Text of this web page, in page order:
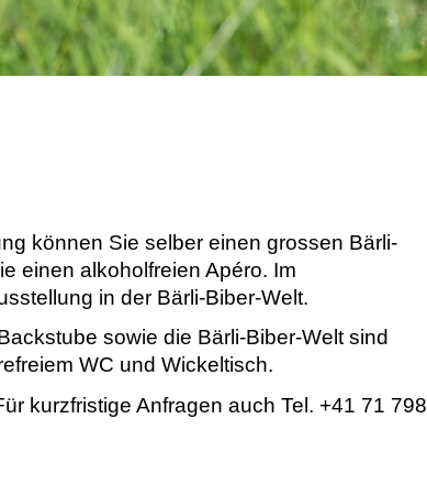
können Sie selber einen grossen Bärli-
einen alkoholfreien Apéro. Im
in der Bärli-Biber-Welt.
sowie die Bärli-Biber-Welt sind
WC und Wickeltisch.
kurzfristige Anfragen auch Tel. +41 71 798